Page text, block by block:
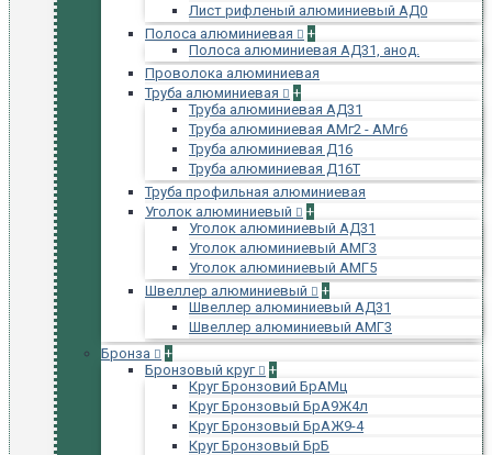
Лист рифленый алюминиевый АД0
Полоса алюминиевая
+
Полоса алюминиевая АД31, анод.
Проволока алюминиевая
Труба алюминиевая
+
Труба алюминиевая АД31
Труба алюминиевая АМг2 - АМг6
Труба алюминиевая Д16
Труба алюминиевая Д16Т
Труба профильная алюминиевая
Уголок алюминиевый
+
Уголок алюминиевый АД31
Уголок алюминиевый АМГ3
Уголок алюминиевый АМГ5
Швеллер алюминиевый
+
Швеллер алюминиевый АД31
Швеллер алюминиевый АМГ3
Бронза
+
Бронзовый круг
+
Круг Бронзовий БрАМц
Круг Бронзовый БрА9Ж4л
Круг Бронзовый БрАЖ9-4
Круг Бронзовый БрБ